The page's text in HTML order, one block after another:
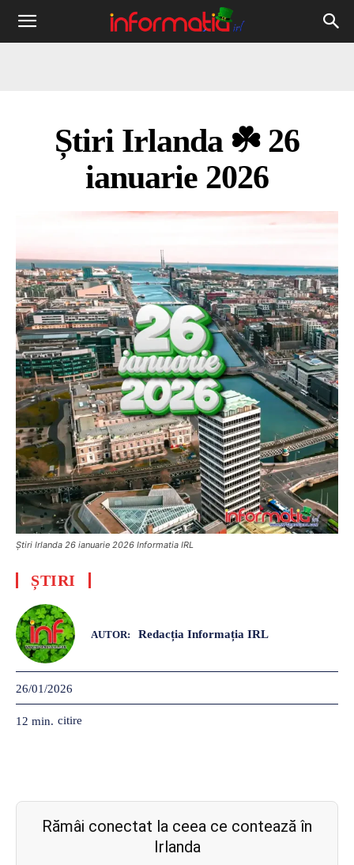
Informația
Știri Irlanda ☘️ 26
ianuarie 2026
Știri Irlanda 26 ianuarie 2026 Informatia IRL
ȘTIRI
AUTOR: Redacția Informația IRL
26/01/2026
12 min. citire
Rămâi conectat la ceea ce contează în
Irlanda